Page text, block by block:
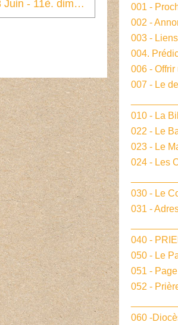
Dimanche 13 Juin - 11è. dimanche du temps ordinaire.
001 -
002 -
003 -
004.
006 - Offrir
007 - Le
010 - La
022 - Le
023 - Le
024 - Les
030 - Le
031 -
040 -
050 - Le
051 -
052 -
060 -